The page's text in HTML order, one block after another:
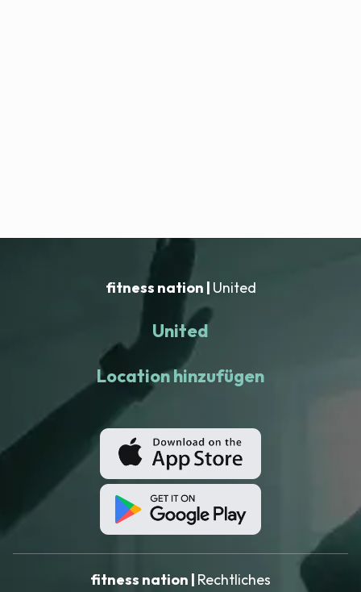
fitness nation | United
United
Location hinzufügen
fitness nation | Rechtliches